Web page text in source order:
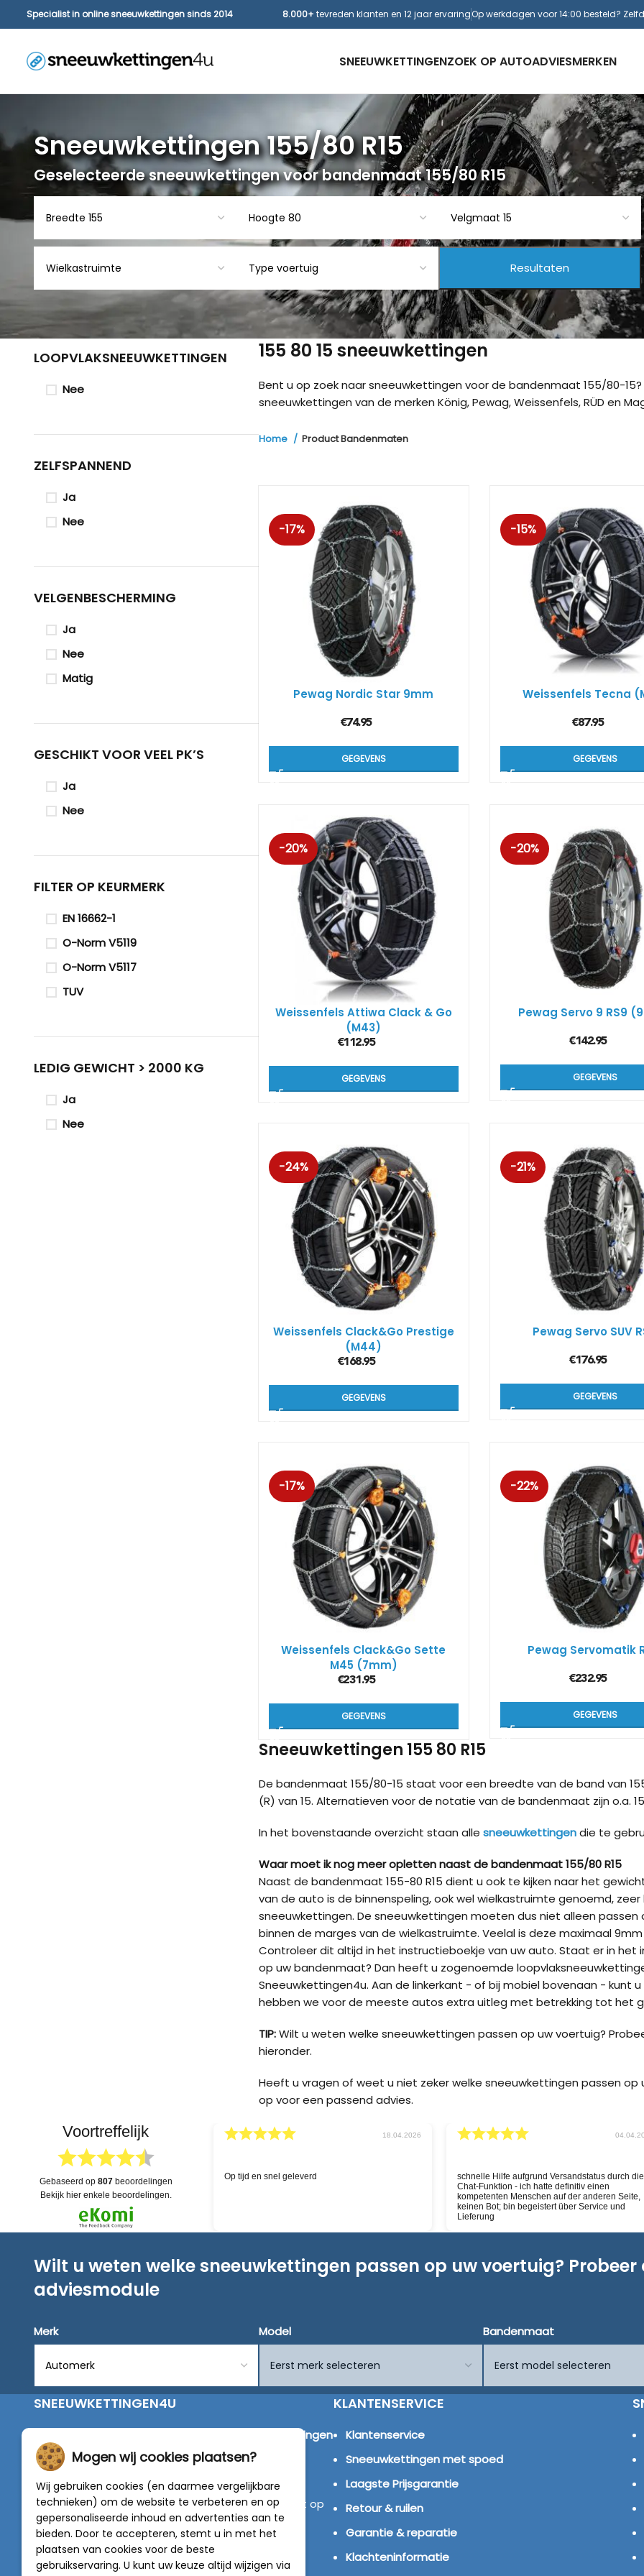
Specialist in online sneeuwkettingen sinds 2014 8.000+ tevreden klanten en 12 jaar ervaringOp werkdagen voor 14:00 besteld?
SNEEUWKETTINGENZOEK OP AUTOADVIESMERKEN
Sneeuwkettingen 155/80 R15
Geselecteerde sneeuwkettingen voor bandenmaat 155/80 R15
155 80 15 sneeuwkettingen
Bent u op zoek naar sneeuwkettingen voor de bandenmaat 155/80-
sneeuwkettingen van de merken König, Pewag, Weissenfels, RÜD en
Home Product Bandenmaten
-17%
Pewag Nordic Star 9mm
€74.95
GEGEVENS
-15%
Weissenfels Tecna
€87.95
GEGEVENS
-20%
Weissenfels Attiwa Clack & Go
(M43)
€112.95
GEGEVENS
-20%
Pewag Servo 9 RS9
€142.95
GEGEVENS
-24%
Weissenfels Clack&Go Prestige
(M44)
€168.95
GEGEVENS
-21%
Pewag Servo SUV
€176.95
GEGEVENS
-17%
Weissenfels Clack&Go Sette
M45 (7mm)
€231.95
GEGEVENS
-22%
Pewag Servomatik
€232.95
GEGEVENS
Sneeuwkettingen 155 80 R15
De bandenmaat 155/80-15 staat voor een breedte van de band van
(R) van 15. Alternatieven voor de notatie van de bandenmaat zijn o.a.
In het bovenstaande overzicht staan alle sneeuwkettingendie te
Waar moet ik nog meer opletten naast de bandenmaat 155/80 R15
Naast de bandenmaat 155-80 R15 dient u ook te kijken naar het
van de auto is de binnenspeling, ook wel wielkastruimte genoemd,
sneeuwkettingen. De sneeuwkettingen moeten dus niet alleen
binnen de marges van de wielkastruimte. Veelal is deze maximaal
Controleer dit altijd in het instructieboekje van uw auto. Staat er in het
op uw bandenmaat? Dan heeft u zogenoemde
Sneeuwkettingen4u. Aan de linkerkant - of bij mobiel bovenaan - kunt
hebben we voor de meeste autos extra uitleg met betrekking tot het
TIP:Wilt u weten welke sneeuwkettingen passen op uw voertuig?
hieronder.
Heeft u vragen of weet u niet zeker welke sneeuwkettingen passen
op voor een passend advies.
LOOPVLAKSNEEUWKETTINGEN
Nee
ZELFSPANNEND
Ja
Nee
VELGENBESCHERMING
Ja
Nee
Matig
GESCHIKT VOOR VEEL PK’S
Ja
Nee
FILTER OP KEURMERK
EN 16662-1
O-Norm V5119
O-Norm V5117
TUV
LEDIG GEWICHT > 2000 KG
Ja
Nee
Voortreffelijk
gebaseerd op 807beoordelingen
bekijk hier enkele beoordelingen.
hulp!
30.03.2026
Uitgebreide voorraad en snelle service, nu hopen
Goeie website, snelle service
Wilt u weten welke sneeuwkettingen passen op uw voertuig?
adviesmodule
Merk Model Bandenmaat
SNEEUWKETTINGEN4U
sneeuwkettingen
van alleen de beste merken zoals Pewag, König,
Weissenfels, Maggi en RÜD.
Vragen of graag persoonlijk advies? Neem contact op
met onze experts :0318 - 250030
4.5 van 5
van788 beoordelingen
KLANTENSERVICE
Klantenservice
Sneeuwkettingen met spoed
Laagste Prijsgarantie
Retour & ruilen
Garantie & reparatie
Klachteninformatie
Mogen wij cookies plaatsen?
Wij gebruiken cookies (en daarmee vergelijkbare
technieken) om de website te verbeteren en op
gepersonaliseerde inhoud en advertenties aan te
bieden. Door te accepteren, stemt u in met het
plaatsen van cookies voor de beste
gebruikservaring. U kunt uw keuze altijd wijzigen via